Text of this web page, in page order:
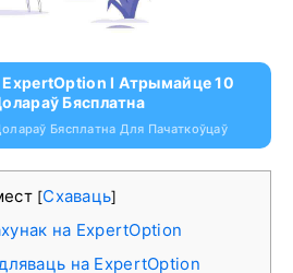
ExpertOption І Атрымайце 10
Бясплатна
Бясплатна Для Пачаткоўцаў
[Схаваць]
на ExpertOption
на ExpertOption